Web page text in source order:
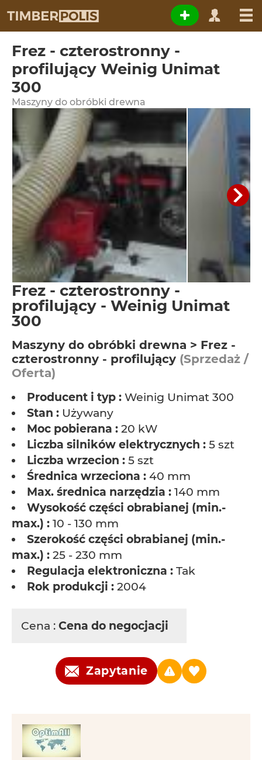
Frez - czterostronny -
profilujący Weinig Unimat
300
Maszyny do obróbki drewna
Frez - czterostronny -
profilujący - Weinig Unimat
300
Maszyny do obróbki drewna > Frez -
czterostronny - profilujący (Sprzedaż /
Oferta)
Producent i typ : Weinig Unimat 300
Stan : Używany
Moc pobierana : 20 kW
Liczba silników elektrycznych : 5 szt
Liczba wrzecion : 5 szt
Średnica wrzeciona : 40 mm
Max. średnica narzędzia : 140 mm
Wysokość części obrabianej (min.-
max.) : 10 - 130 mm
Szerokość części obrabianej (min.-
max.) : 25 - 230 mm
Regulacja elektroniczna : Tak
Rok produkcji : 2004
Cena : Cena do negocjacji
Zapytanie